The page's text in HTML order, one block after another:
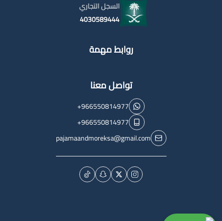
السجل التجاري
4030589444
روابط مهمة
تواصل معنا
+966550814977
+966550814977
pajamaandmoreksa@gmail.com